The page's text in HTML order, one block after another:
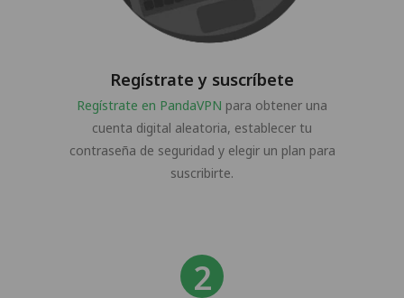
Regístrate y suscríbete
Regístrate en PandaVPN para obtener una
cuenta digital aleatoria, establecer tu
contraseña de seguridad y elegir un plan para
suscribirte.